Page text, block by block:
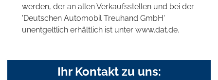
werden, der an allen Verkaufsstellen und bei der
'Deutschen Automobil Treuhand GmbH'
unentgeltlich erhältlich ist unter www.dat.de.
Ihr Kontakt zu uns: